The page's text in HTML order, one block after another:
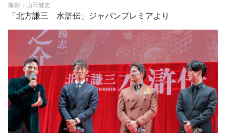
撮影：山田健史
「北方謙三 水滸伝」ジャパンプレミアより